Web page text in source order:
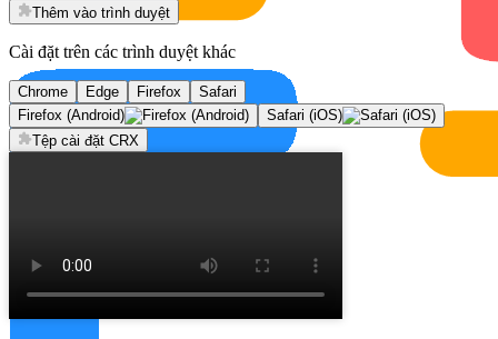
Thêm vào trình duyệt
Cài đặt trên các trình duyệt khác
Chrome Edge Firefox
Safari
Firefox (Android)
Safari (iOS)
Tệp cài đặt CRX